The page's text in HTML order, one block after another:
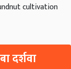
cultivation
दर्शवा